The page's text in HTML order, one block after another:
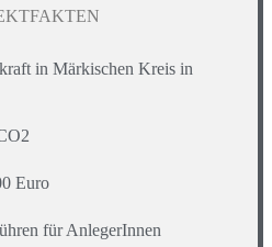
in Märkischen Kreis in
Euro
für AnlegerInnen